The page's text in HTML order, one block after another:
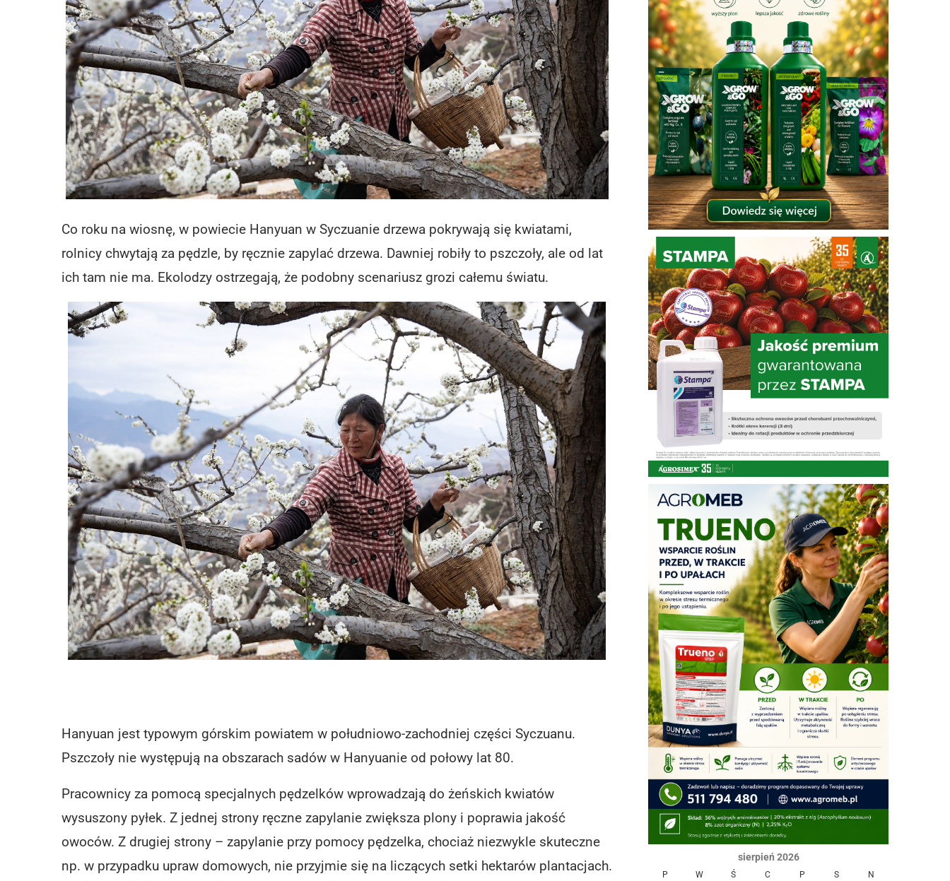
Co roku na wiosnę, w powiecie Hanyuan w Syczuanie drzewa pokrywają się kwiatami,
rolnicy chwytają za pędzle, by ręcznie zapylać drzewa. Dawniej robiły to pszczoły, ale od lat
ich tam nie ma. Ekolodzy ostrzegają, że podobny scenariusz grozi całemu światu.
Hanyuan jest typowym górskim powiatem w południowo-zachodniej części Syczuanu.
Pszczoły nie występują na obszarach sadów w Hanyuanie od połowy lat 80.
Pracownicy za pomocą specjalnych pędzelków wprowadzają do żeńskich kwiatów
wysuszony pyłek. Z jednej strony ręczne zapylanie zwiększa plony i poprawia jakość
owoców. Z drugiej strony – zapylanie przy pomocy pędzelka, chociaż niezwykle skuteczne
np. w przypadku upraw domowych, nie przyjmie się na liczących setki hektarów plantacjach.
sierpień 2026
P W Ś C P S N